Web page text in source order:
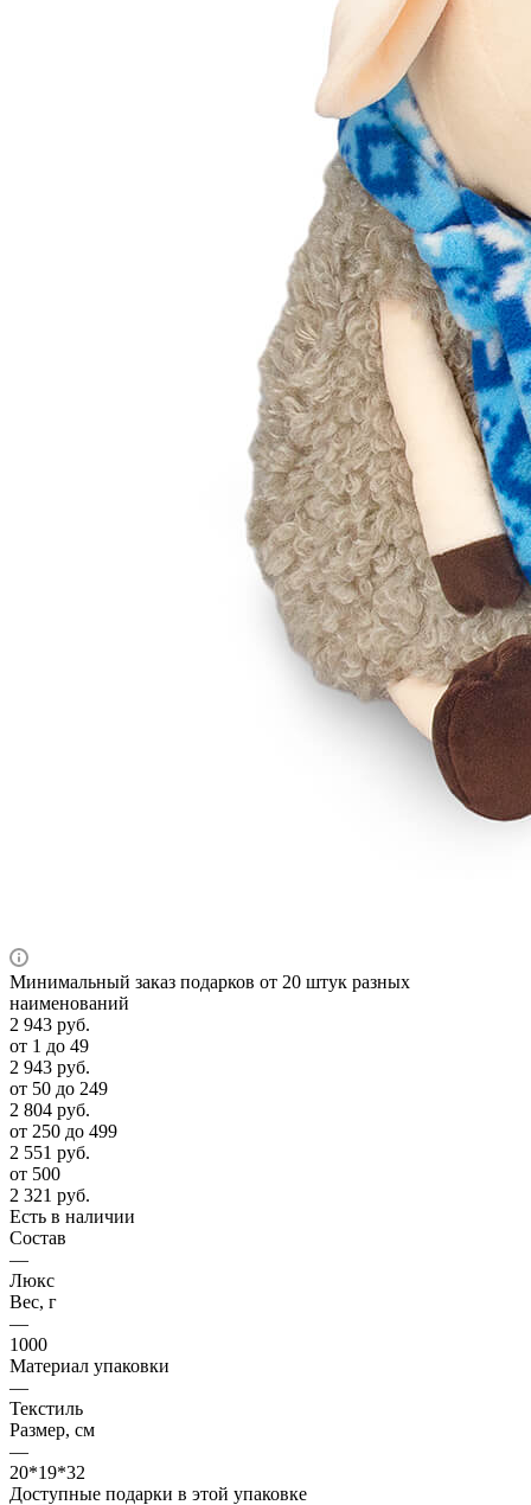
Минимальный заказ подарков от 20 штук разных
наименований
2 943 руб.
от 1 до 49
2 943 руб.
от 50 до 249
2 804 руб.
от 250 до 499
2 551 руб.
от 500
2 321 руб.
Есть в наличии
Состав
—
Люкс
Вес, г
—
1000
Материал упаковки
—
Текстиль
Размер, см
—
20*19*32
Доступные подарки в этой упаковке